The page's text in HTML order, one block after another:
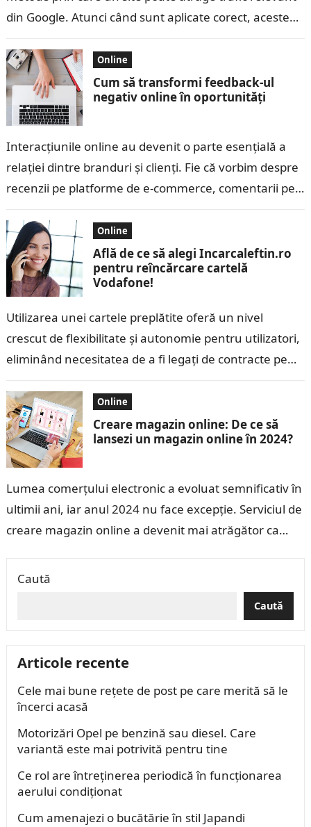
din Google. Atunci când sunt aplicate corect, acestea
Online
Cum să transformi feedback-ul
negativ online în oportunități
Interacțiunile online au devenit o parte esențială a
relației dintre branduri și clienți. Fie că vorbim despre
recenzii pe platforme de e-commerce, comentarii pe
Online
Află de ce să alegi Incarcaleftin.ro
pentru reîncărcare cartelă
Vodafone!
Utilizarea unei cartele preplătite oferă un nivel
crescut de flexibilitate și autonomie pentru utilizatori,
eliminând necesitatea de a fi legați de contracte pe
Online
Creare magazin online: De ce să
lansezi un magazin online în 2024?
Lumea comerțului electronic a evoluat semnificativ în
ultimii ani, iar anul 2024 nu face excepție. Serviciul de
creare magazin online a devenit mai atrăgător ca
Caută
Caută
Articole recente
Cele mai bune rețete de post pe care merită să le
încerci acasă
Motorizări Opel pe benzină sau diesel. Care
variantă este mai potrivită pentru tine
Ce rol are întreținerea periodică în funcționarea
aerului condiționat
Cum amenajezi o bucătărie în stil Japandi